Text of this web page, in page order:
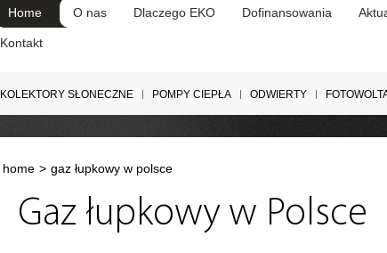
Home O nas Dlaczego EKO Dofinansowania
Kontakt
KOLEKTORY SŁONECZNE POMPY CIEPŁA ODWIERTY
home > gaz łupkowy w polsce
Gaz łupkowy w Polsce